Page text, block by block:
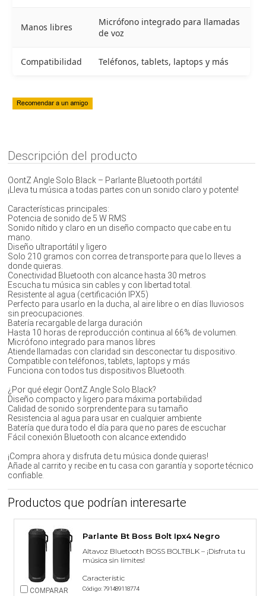
Manos libres
Micrófono integrado para llamadas
de voz
Compatibilidad Teléfonos, tablets, laptops y más
Descripción del producto
OontZ Angle Solo Black – Parlante Bluetooth portátil
¡Lleva tu música a todas partes con un sonido claro y potente!
Características principales:
Potencia de sonido de 5 W RMS
Sonido nítido y claro en un diseño compacto que cabe en tu
mano.
Diseño ultraportátil y ligero
Solo 210 gramos con correa de transporte para que lo lleves a
donde quieras.
Conectividad Bluetooth con alcance hasta 30 metros
Escucha tu música sin cables y con libertad total.
Resistente al agua (certificación IPX5)
Perfecto para usarlo en la ducha, al aire libre o en días lluviosos
sin preocupaciones.
Batería recargable de larga duración
Hasta 10 horas de reproducción continua al 66% de volumen.
Micrófono integrado para manos libres
Atiende llamadas con claridad sin desconectar tu dispositivo.
Compatible con teléfonos, tablets, laptops y más
Funciona con todos tus dispositivos Bluetooth.
¿Por qué elegir OontZ Angle Solo Black?
Diseño compacto y ligero para máxima portabilidad
Calidad de sonido sorprendente para su tamaño
Resistencia al agua para usar en cualquier ambiente
Batería que dura todo el día para que no pares de escuchar
Fácil conexión Bluetooth con alcance extendido
¡Compra ahora y disfruta de tu música donde quieras!
Añade al carrito y recibe en tu casa con garantía y soporte técnico
confiable.
Productos que podrían interesarte
Parlante Bt Boss Bolt Ipx4 Negro
Altavoz Bluetooth BOSS BOLTBLK – ¡Disfruta tu
música sin límites!
Característic
Código: 791489118774
COMPARAR